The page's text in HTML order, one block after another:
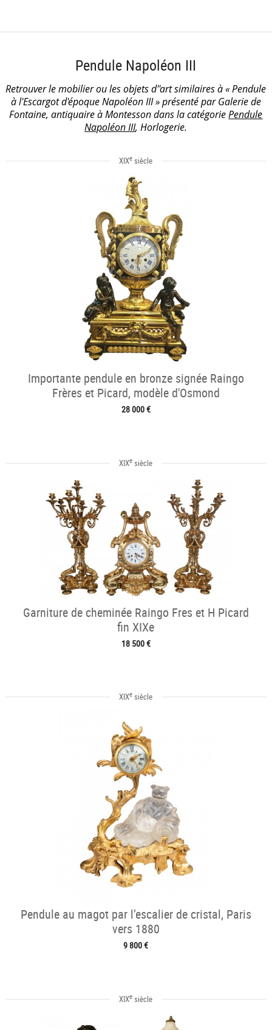
Pendule Napoléon III
Retrouver le mobilier ou les objets d''art similaires à « Pendule
à l'Escargot d'époque Napoléon III » présenté par Galerie de
Fontaine, antiquaire à Montesson dans la catégoriePendule
Napoléon III, Horlogerie.
XIXe siècle
Importante pendule en bronze signée Raingo
Frères et Picard, modèle d'Osmond
28 000 €
XIXe siècle
Garniture de cheminée Raingo Fres et H Picard
fin XIXe
18 500 €
XIXe siècle
Pendule au magot par l’escalier de cristal, Paris
vers 1880
9 800 €
XIXe siècle